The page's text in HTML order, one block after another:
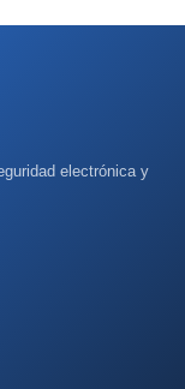
electrónica y